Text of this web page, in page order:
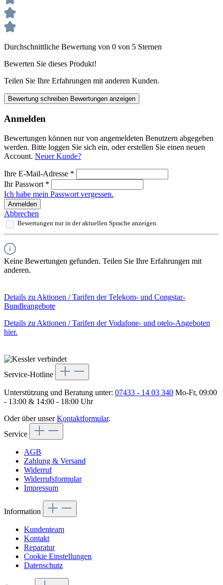
Durchschnittliche Bewertung von 0 von 5 Sternen
Bewerten Sie dieses Produkt!
Teilen Sie Ihre Erfahrungen mit anderen Kunden.
Bewertung schreiben Bewertungen anzeigen
Anmelden
Bewertungen können nur von angemeldeten Benutzern abgegeben
werden. Bitte loggen Sie sich ein, oder erstellen Sie einen neuen
Account. Neuer Kunde?
Ihre E-Mail-Adresse *
Ihr Passwort *
Ich habe mein Passwort vergessen.
Anmelden
Abbrechen
Bewertungen nur in der aktuellen Sprache anzeigen.
Keine Bewertungen gefunden. Teilen Sie Ihre Erfahrungen mit
anderen.
Details zu Aktionen / Tarifen der Telekom- und Congstar-
Bundleangebote
Details zu Aktionen / Tarifen der Vodafone- und otelo-Angeboten
hier.
Service-Hotline
Unterstützung und Beratung unter: 07433 - 14 03 340 Mo-Fr, 09:00
- 13:00 & 14:00 - 18:00 Uhr
Oder über unserKontaktformular.
Service
AGB
Zahlung & Versand
Widerruf
Widerrufsformular
Impressum
Information
Kundenteam
Kontakt
Reparatur
Cookie Einstellungen
Datenschutz